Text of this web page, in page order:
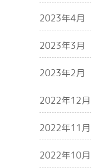
2023年4月
2023年3月
2023年2月
2022年12月
2022年11月
2022年10月